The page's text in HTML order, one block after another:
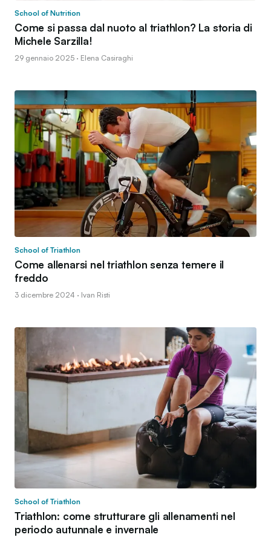
School of Nutrition
Come si passa dal nuoto al triathlon? La storia di
Michele Sarzilla!
29 gennaio 2025 · Elena Casiraghi
School of Triathlon
Come allenarsi nel triathlon senza temere il
freddo
3 dicembre 2024 · Ivan Risti
School of Triathlon
Triathlon: come strutturare gli allenamenti nel
periodo autunnale e invernale